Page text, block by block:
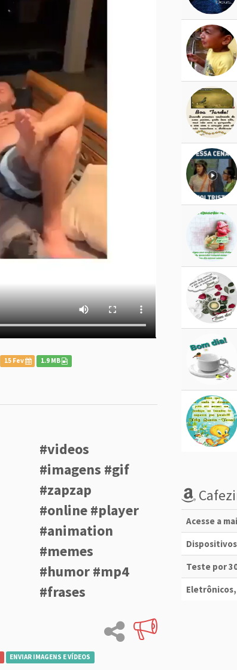
15 Fev 1.9 MB
#videos
#imagens #gif
#zapzap
#online #player
#animation
#memes
#humor #mp4
#frases
ENVIAR IMAGENS E VÍDEOS
Acesse a
Teste por